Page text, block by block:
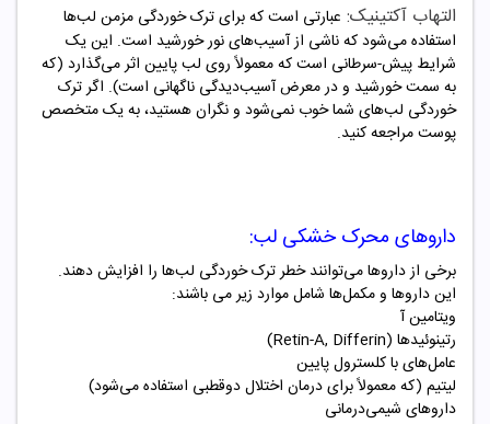
التهاب آکتینیک: عبارتی است که برای ترک خوردگی مزمن لب‌ها
استفاده می‌شود که ناشی از آسیب‌های نور خورشید است. این یک
شرایط پیش-سرطانی است که معمولاً روی لب پایین اثر می‌گذارد (که
به سمت خورشید و در معرض آسیب‌دیدگی ناگهانی است). اگر ترک
خوردگی لب‌های شما خوب نمی‌شود و نگران هستید، به یک متخصص
پوست مراجعه کنید.
داروهای محرک خشکی لب:
برخی از داروها می‌توانند خطر ترک خوردگی لب‌ها را افزایش دهند.
این داروها و مکمل‌ها شامل موارد زیر می باشند:
ویتامین آ
رتینوئیدها (Retin-A, Differin)
عامل‌های با کلسترول پایین
لیتیم (که معمولاً برای درمان اختلال دوقطبی استفاده می‌شود)
داروهای شیمی‌درمانی